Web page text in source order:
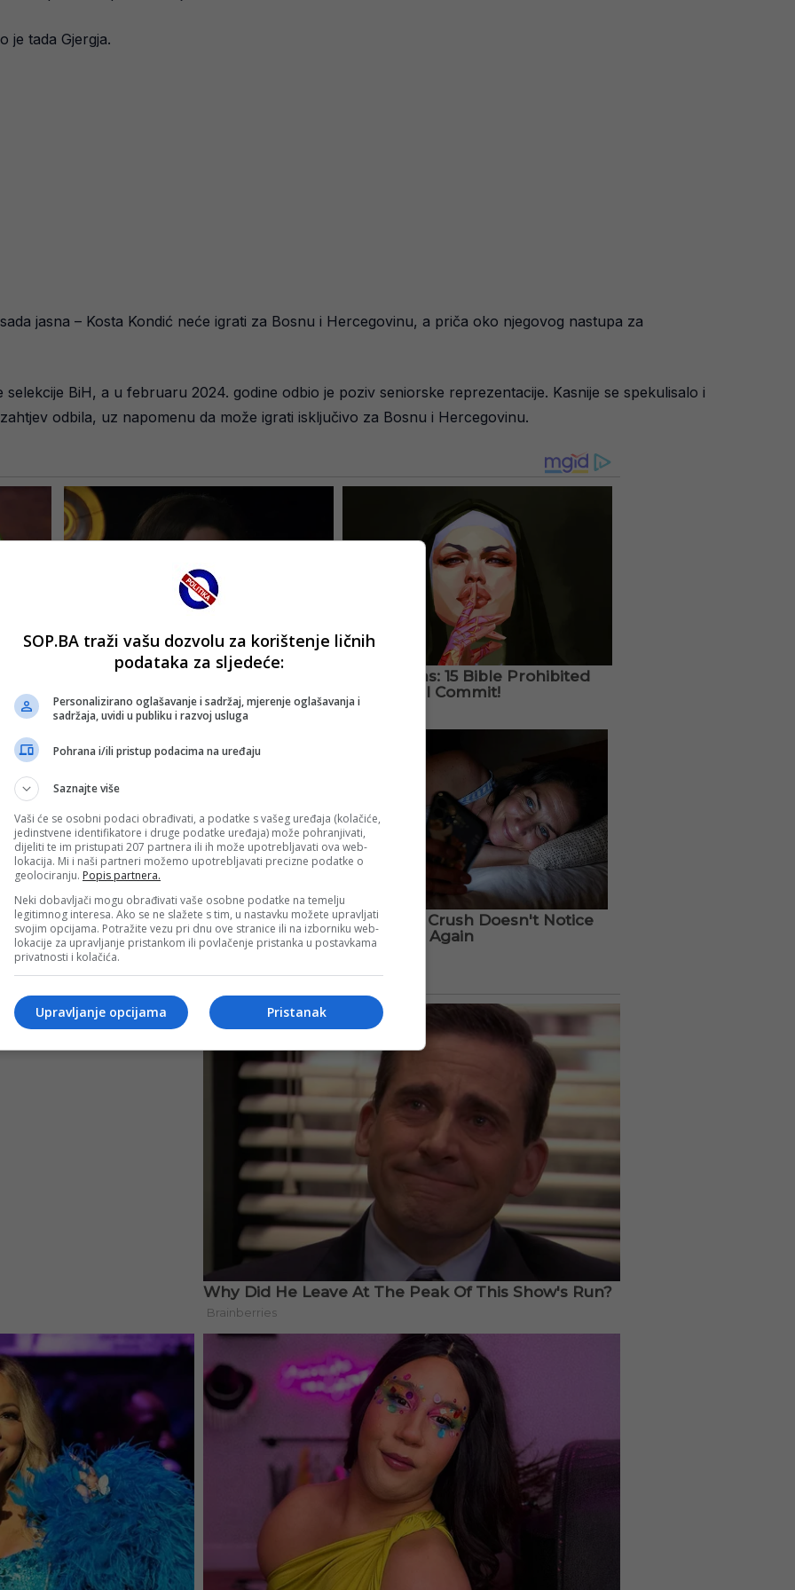
je tada Gjergja.
jasna – Kosta Kondić neće igrati za Bosnu i Hercegovinu, a priča oko njegovog nastupa za
BiH, a u februaru 2024. godine odbio je poziv seniorske reprezentacije. Kasnije se spekulisalo i
odbila, uz napomenu da može igrati isključivo za Bosnu i Hercegovinu.
SOP.BA traži vašu dozvolu za korištenje ličnih
podataka za sljedeće:
Personalizirano oglašavanje i sadržaj, mjerenje oglašavanja i
sadržaja, uvidi u publiku i razvoj usluga
Pohrana i/ili pristup podacima na uređaju
Saznajte više
Vaši će se osobni podaci obrađivati, a podatke s vašeg uređaja (kolačiće,
jedinstvene identifikatore i druge podatke uređaja) može pohranjivati,
dijeliti te im pristupati 207 partnera ili ih može upotrebljavati ova web-
lokacija. Mi i naši partneri možemo upotrebljavati precizne podatke o
geolociranju. Popis partnera.
Neki dobavljači mogu obrađivati vaše osobne podatke na temelju
legitimnog interesa. Ako se ne slažete s tim, u nastavku možete upravljati
svojim opcijama. Potražite vezu pri dnu ove stranice ili na izborniku web-
lokacije za upravljanje pristankom ili povlačenje pristanka u postavkama
privatnosti i kolačića.
Pristanak
Upravljanje opcijama